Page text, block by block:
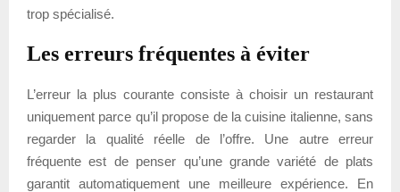
trop spécialisé.
Les erreurs fréquentes à éviter
L’erreur la plus courante consiste à choisir un restaurant
uniquement parce qu’il propose de la cuisine italienne, sans
regarder la qualité réelle de l’offre. Une autre erreur
fréquente est de penser qu’une grande variété de plats
garantit automatiquement une meilleure expérience. En